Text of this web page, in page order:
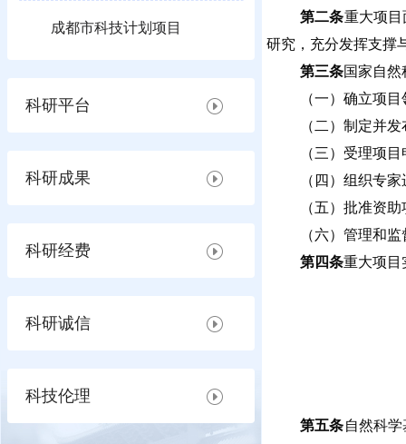
成都市科技计划项目
科研平台
科研成果
科研经费
科研诚信
科技伦理
第二条重大项
研究，充分发挥支撑
第三条国家自
（一）确立项目
（二）制定并发
（三）受理项目
（四）组织专家
（五）批准资助
（六）管理和
第四条重大项目
第五条自然科